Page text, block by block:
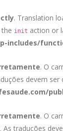
. Translation
init action or
includes/
. O
devem ser
. O
traduções